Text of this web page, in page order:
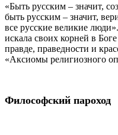
«Быть русским – значит,
быть русским – значит,
все русские великие
искала своих корней в
правде, праведности и
«Аксиомы религиозного
Философский пароход